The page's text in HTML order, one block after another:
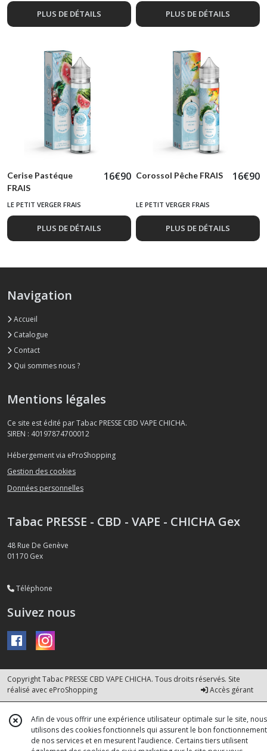
PLUS DE DÉTAILS PLUS DE DÉTAILS
Cerise Pastéque
FRAIS
16€90
LE PETIT VERGER FRAIS
PLUS DE DÉTAILS
Corossol Pêche FRAIS 16€90
LE PETIT VERGER FRAIS
PLUS DE DÉTAILS
Navigation
Accueil
Catalogue
Contact
Qui sommes nous ?
Mentions légales
Ce site est édité par Tabac PRESSE CBD VAPE CHICHA.
SIREN : 40197874700012
Hébergement via eProShopping
Gestion des cookies
Données personnelles
Tabac PRESSE - CBD - VAPE - CHICHA Gex
48 Rue De Genève
01170 Gex
Téléphone
Suivez nous
Copyright Tabac PRESSE CBD VAPE CHICHA. Tous droits réservés. Site
réalisé avec eProShopping Accès gérant
Afin de vous offrir une expérience utilisateur optimale sur le site, nous
utilisons des cookies fonctionnels qui assurent le bon fonctionnement
de nos services et en mesurent l’audience. Certains tiers utilisent